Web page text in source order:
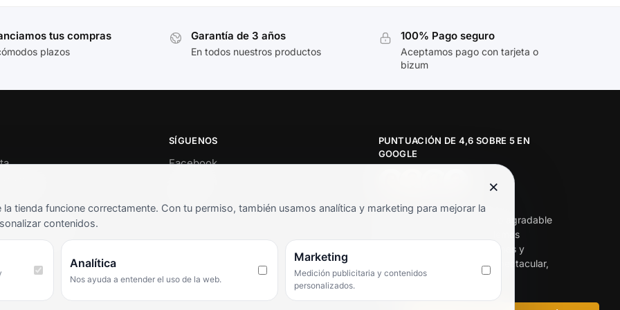
tus compras
plazos
Garantía de 3 años
En todos nuestros productos
100% Pago seguro
Aceptamos pago con tarjeta o
bizum
cliente
y condiciones
frecuentes
SÍGUENOS
Facebook
PUNTUACIÓN DE 4,6 SOBRE 5 EN
GOOGLE
★★★★★
«Servicio de calidad y trato agradable
con precios excelentes. Hemos
comprado en varias ocasiones y
siempre dan respuesta. Espectacular,
servicio de 10.»
×
tienda funcione correctamente. Con tu permiso, también usamos analítica y marketing para mejorar la
contenidos.
Analítica
Nos ayuda a entender el uso de la web.
Marketing
Medición publicitaria y contenidos
personalizados.